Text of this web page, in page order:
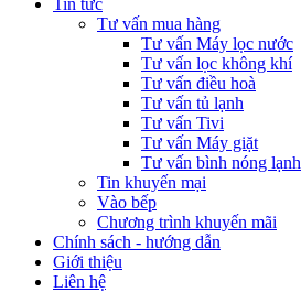
Tư vấn mua hàng
Tư vấn Máy lọc nước
Tư vấn lọc không khí
Tư vấn điều hoà
Tư vấn tủ lạnh
Tư vấn Tivi
Tư vấn Máy giặt
Tư vấn bình nóng lạnh
Tin khuyến mại
Vào bếp
Chương trình khuyến mãi
Chính sách - hướng dẫn
Giới thiệu
Liên hệ